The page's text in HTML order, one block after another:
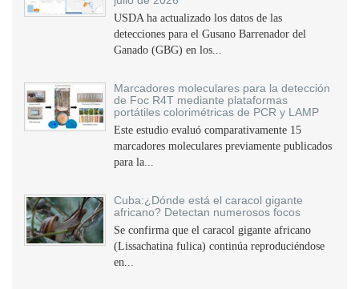
USDA ha actualizado los datos de las
detecciones para el Gusano Barrenador del
Ganado (GBG) en los...
Marcadores moleculares para la detección
de Foc R4T mediante plataformas
portátiles colorimétricas de PCR y LAMP
Este estudio evaluó comparativamente 15
marcadores moleculares previamente publicados
para la...
Cuba:¿Dónde está el caracol gigante
africano? Detectan numerosos focos
Se confirma que el caracol gigante africano
(Lissachatina fulica) continúa reproduciéndose
en...